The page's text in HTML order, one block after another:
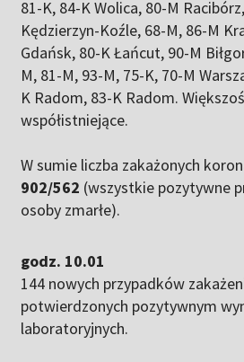
81-K, 84-K Wolica, 80-M
Kędzierzyn-Koźle, 68-M, 86-M
Gdańsk, 80-K Łańcut, 90-M
M, 81-M, 93-M, 75-K, 70-M
K Radom, 83-K Radom.
współistniejące.
W sumie liczba zakażonych
902/562 (wszystkie pozytywne
osoby zmarłe).
godz. 10.01
144 nowych przypadków
potwierdzonych pozytywnym
laboratoryjnych.